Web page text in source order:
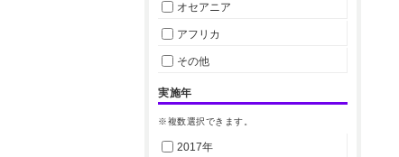
オセアニア
アフリカ
その他
実施年
※複数選択できます。
2017年